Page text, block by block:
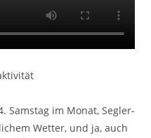
Samstag im Monat, Segler-
Wetter, und ja, auch